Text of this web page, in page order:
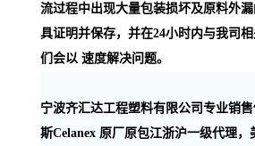
流过程中出现大量包装损坏及原料外
具证明并保存，并在24小时内与我司
们会以 速度解决问题。
宁波齐汇达工程塑料有限公司专业销
斯Celanex 原厂原包江浙沪一级代理